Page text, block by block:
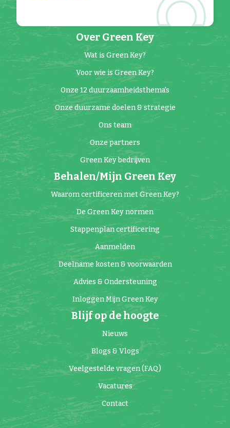
Over Green Key
Wat is Green Key?
Voor wie is Green Key?
Onze 12 duurzaamheidsthema's
Onze duurzame doelen & strategie
Ons team
Onze partners
Green Key bedrijven
Behalen/Mijn Green Key
Waarom certificeren met Green Key?
De Green Key normen
Stappenplan certificering
Aanmelden
Deelname kosten & voorwaarden
Advies & Ondersteuning
Inloggen Mijn Green Key
Blijf op de hoogte
Nieuws
Blogs & Vlogs
Veelgestelde vragen (FAQ)
Vacatures
Contact